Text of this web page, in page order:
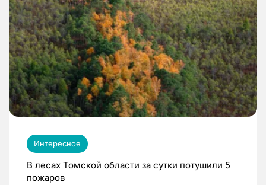
Интересное
В лесах Томской области за сутки потушили 5
пожаров